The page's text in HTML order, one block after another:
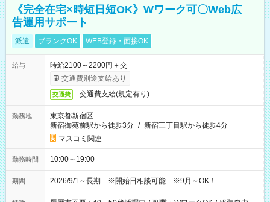
《完全在宅×時短日短OK》Wワーク可〇Web広
告運用サポート
派遣 ブランクOK WEB登録・面接OK
給与
時給2100～2200円＋交
交通費別途支給あり
交通費 交通費支給(規定有り)
勤務地
東京都新宿区
新宿御苑前駅から徒歩3分 / 新宿三丁目駅から徒歩4分
マスコミ関連
勤務時間 10:00～19:00
期間 2026/9/1～長期 ※開始日相談可能 ※9月～OK！